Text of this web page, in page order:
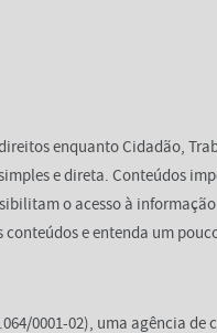
enquanto Cidadão,
e direta. Conteúdos
o acesso à informação
e entenda um
0001-02), uma agência de